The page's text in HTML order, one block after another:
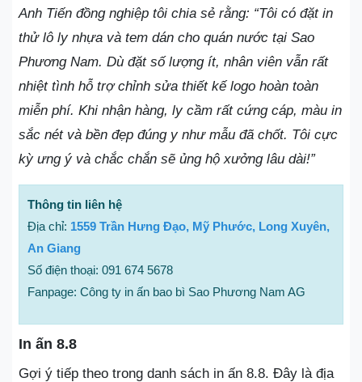
Anh Tiến đồng nghiệp tôi chia sẻ rằng: “Tôi có đặt in
thử lô ly nhựa và tem dán cho quán nước tại Sao
Phương Nam. Dù đặt số lượng ít, nhân viên vẫn rất
nhiệt tình hỗ trợ chỉnh sửa thiết kế logo hoàn toàn
miễn phí. Khi nhận hàng, ly cầm rất cứng cáp, màu in
sắc nét và bền đẹp đúng y như mẫu đã chốt. Tôi cực
kỳ ưng ý và chắc chắn sẽ ủng hộ xưởng lâu dài!”
Thông tin liên hệ
Địa chỉ: 1559 Trần Hưng Đạo, Mỹ Phước, Long Xuyên,
An Giang
Số điện thoại: 091 674 5678
Fanpage: Công ty in ấn bao bì Sao Phương Nam AG
In ấn 8.8
Gợi ý tiếp theo trong danh sách in ấn 8.8. Đây là địa